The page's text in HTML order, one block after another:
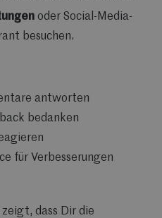
oder Social-Media-
besuchen.
antworten
bedanken
für Verbesserungen
dass Dir die